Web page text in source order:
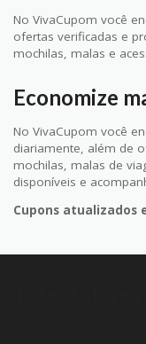
No VivaCupom você
ofertas verificadas e
mochilas, malas e
Economize
No VivaCupom você
diariamente, além de
mochilas, malas de
disponíveis e
Cupons atualizados